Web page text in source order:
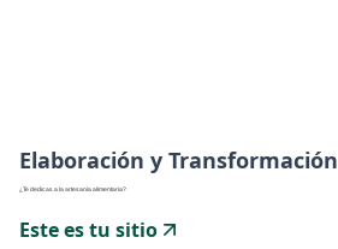
Elaboración y Transformación
¿Te dedicas a la artesanía alimentaria?
Este es tu sitio